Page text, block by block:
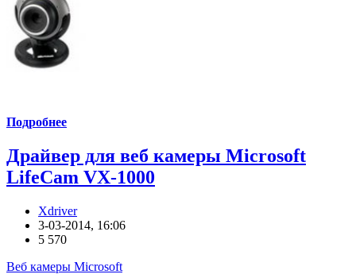
Подробнее
Драйвер для веб камеры Microsoft
LifeCam VX-1000
Xdriver
3-03-2014, 16:06
5 570
Веб камеры Microsoft